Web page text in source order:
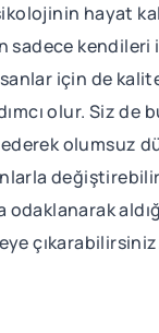
hayat
sadece kendileri
için de
olur. Siz de
ederek olumsuz
değiştirebilir,